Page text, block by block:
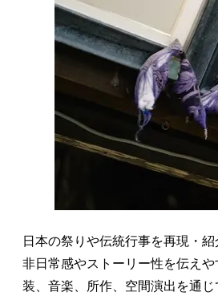
日本の祭りや伝統行事を再現・紹
非日常感やストーリー性を伝え
装、音楽、所作、空間演出を通